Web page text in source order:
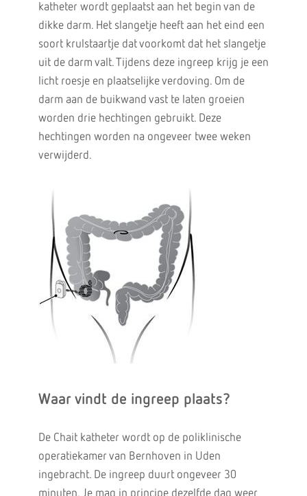
katheter wordt geplaatst aan het begin van de
dikke darm. Het slangetje heeft aan het eind een
soort krulstaartje dat voorkomt dat het slangetje
uit de darm valt. Tijdens deze ingreep krijg je een
licht roesje en plaatselijke verdoving. Om de
darm aan de buikwand vast te laten groeien
worden drie hechtingen gebruikt. Deze
hechtingen worden na ongeveer twee weken
verwijderd.
Waar vindt de ingreep plaats?
De Chait katheter wordt op de poliklinische
operatiekamer van Bernhoven in Uden
ingebracht. De ingreep duurt ongeveer 30
minuten. Je mag in principe dezelfde dag weer